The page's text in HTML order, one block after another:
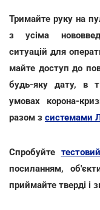
Тримайте руку на
з усіма
ситуацій для
майте доступ до
будь-яку дату, в
умовах корона-
разом з системами
Спробуйте
посиланням,
приймайте тверді і